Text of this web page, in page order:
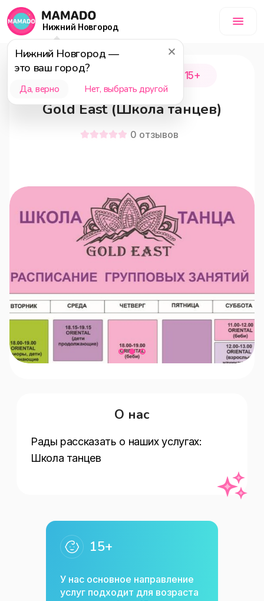
Нижний Новгород
Нижний Новгород —
это ваш город?
Да, верно Нет, выбрать другой
Нижний Новгород 15+
Gold East (Школа танцев)
0 отзывов
О нас
Рады рассказать о наших услугах:
Школа танцев
15+
У нас основное направление
услуг подходит для возраста